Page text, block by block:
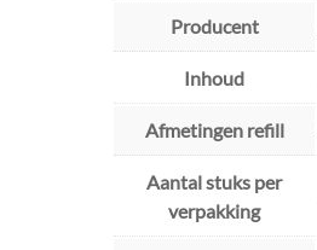
Producent
Inhoud
Afmetingen refill
Aantal stuks per
verpakking